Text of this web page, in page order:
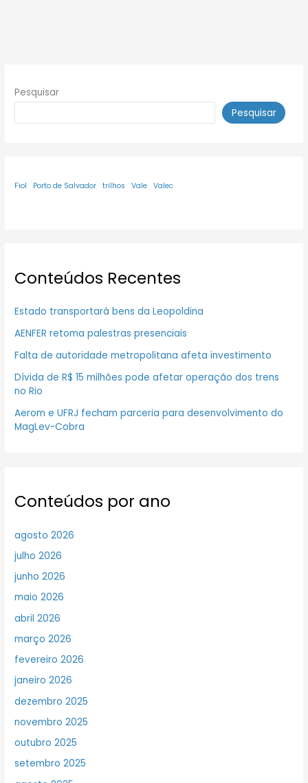
Pesquisar
Pesquisar
Fiol Porto de Salvador trilhos Vale Valec
Conteúdos Recentes
Estado transportará bens da Leopoldina
AENFER retoma palestras presenciais
Falta de autoridade metropolitana afeta investimento
Dívida de R$ 15 milhões pode afetar operação dos trens
no Rio
Aerom e UFRJ fecham parceria para desenvolvimento do
MagLev-Cobra
Conteúdos por ano
agosto 2026
julho 2026
junho 2026
maio 2026
abril 2026
março 2026
fevereiro 2026
janeiro 2026
dezembro 2025
novembro 2025
outubro 2025
setembro 2025